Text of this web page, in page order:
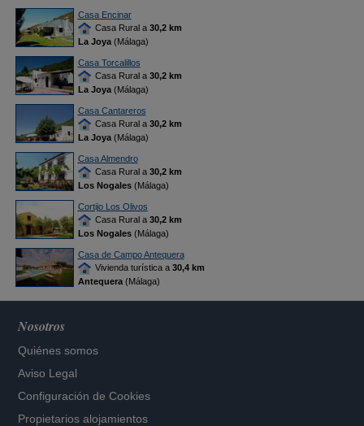
Casa Encinar
Casa Rural a 30,2 km
La Joya(Málaga)
Casa Torcalillos
Casa Rural a 30,2 km
La Joya(Málaga)
Casa Cantareros
Casa Rural a 30,2 km
La Joya(Málaga)
Casa Almendro
Casa Rural a 30,2 km
Los Nogales(Málaga)
Cortijo Los Olivos
Casa Rural a 30,2 km
Los Nogales(Málaga)
Casa de Campo Antequera
Vivienda turística a 30,4 km
Antequera(Málaga)
Nosotros
Quiénes somos
Aviso Legal
Configuración de Cookies
Propietarios alojamientos